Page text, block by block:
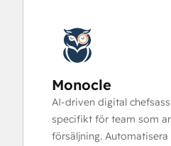
Monocle
AI-driven digital
specifikt för team som
försäljning.